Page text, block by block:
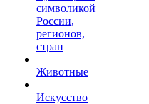
символикой
России,
регионов,
стран
Животные
Искусство